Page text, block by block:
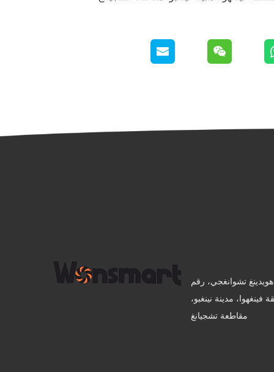
10، حديقة هويدينغ تشوانغجي، رقم
فينغهوا، مدينة نينغبو،
مقاطعة تشجيانغ